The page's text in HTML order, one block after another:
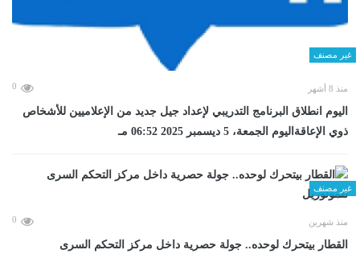
غير مصنف
منذ 8 أشهر 0
اليوم انطلاق البرنامج التدريبي لإعداد جيل جديد من الإعلاميين للأشخاص
ذوي الإعاقةاليوم الجمعة، 5 ديسمبر 2025 06:52 مـ
غير مصنف
منذ شهرين 0
القطار بيتحرك لوحده.. جولة حصرية داخل مركز التحكم السرى